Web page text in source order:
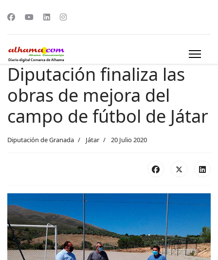
Diputación finaliza las
obras de mejora del
campo de fútbol de Játar
Diputación de Granada Játar 20 Julio 2020